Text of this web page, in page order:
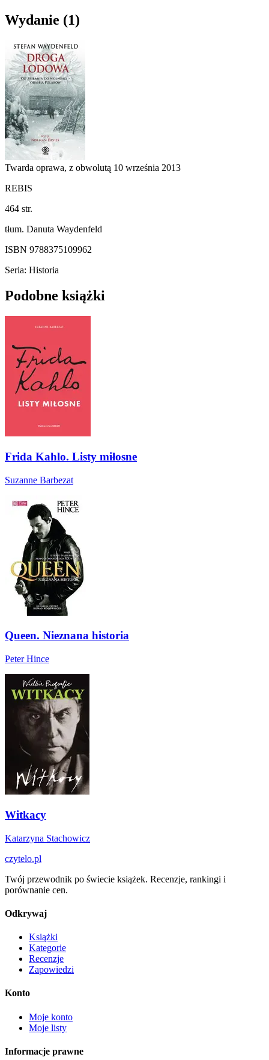
Wydanie (1)
Twarda oprawa, z obwolutą 10 września 2013
REBIS
464 str.
tłum. Danuta Waydenfeld
ISBN 9788375109962
Seria: Historia
Podobne książki
Frida Kahlo. Listy miłosne
Suzanne Barbezat
Queen. Nieznana historia
Peter Hince
Witkacy
Katarzyna Stachowicz
czytelo.pl
Twój przewodnik po świecie książek. Recenzje, rankingi i
porównanie cen.
Odkrywaj
Książki
Kategorie
Recenzje
Zapowiedzi
Konto
Moje konto
Moje listy
Informacje prawne